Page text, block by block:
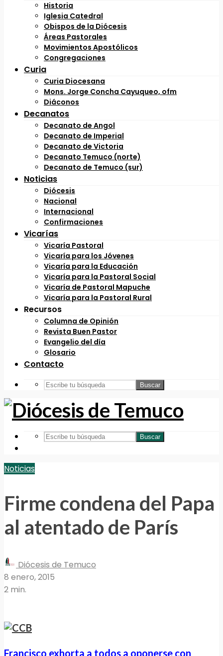
Historia
Iglesia Catedral
Obispos de la Diócesis
Áreas Pastorales
Movimientos Apostólicos
Congregaciones
Curia
Curia Diocesana
Mons. Jorge Concha Cayuqueo, ofm
Diáconos
Decanatos
Decanato de Angol
Decanato de Imperial
Decanato de Victoria
Decanato Temuco (norte)
Decanato de Temuco (sur)
Noticias
Diócesis
Nacional
Internacional
Confirmaciones
Vicarías
Vicaría Pastoral
Vicaría para los Jóvenes
Vicaría para la Educación
Vicaría para la Pastoral Social
Vicaría de Pastoral Mapuche
Vicaría para la Pastoral Rural
Recursos
Columna de Opinión
Revista Buen Pastor
Evangelio del día
Glosario
Contacto
Buscar
Buscar
Noticias
Firme condena del Papa
al atentado de París
Diócesis de Temuco
8 enero, 2015
2 min.
Francisco exhorta a todos a oponerse con